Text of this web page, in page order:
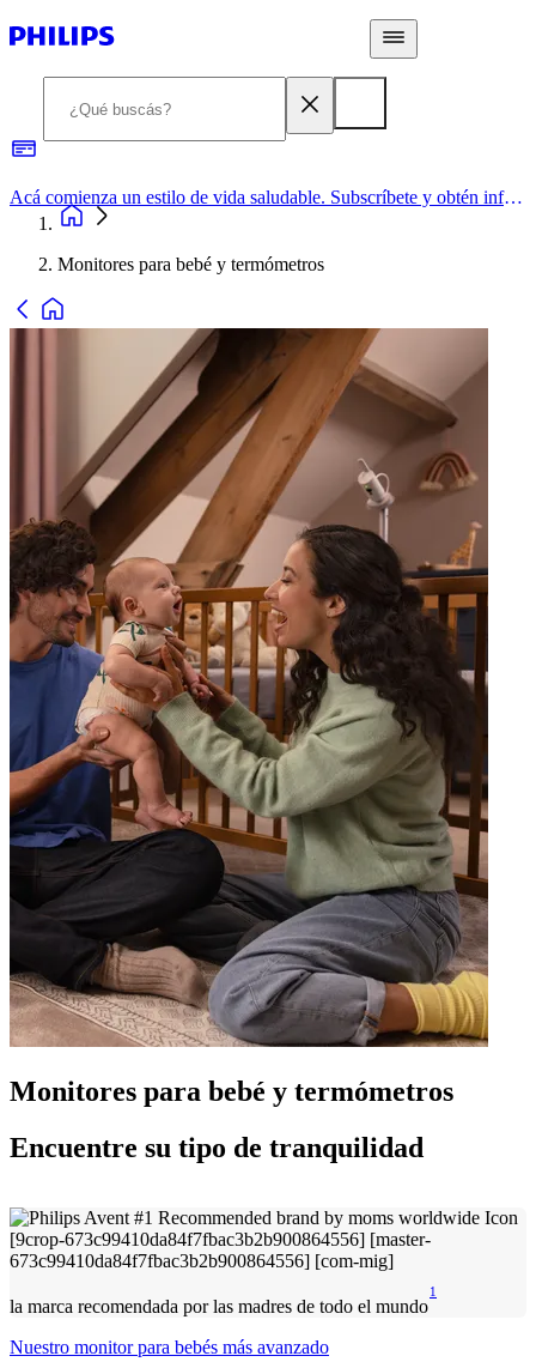
Acá comienza un estilo de vida saludable. Subscríbete y obtén información de primera mano
Monitores para bebé y termómetros
Monitores para bebé y termómetros
Encuentre su tipo de tranquilidad
la marca recomendada por las madres de todo el mundo
1
Nuestro monitor para bebés más avanzado